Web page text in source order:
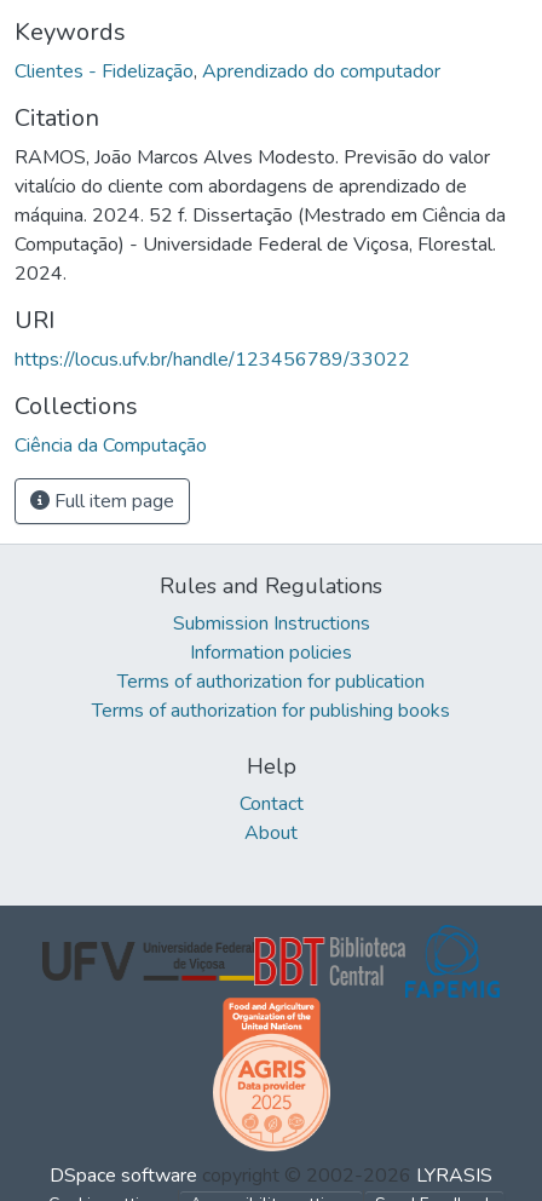
Keywords
Clientes - Fidelização, Aprendizado do computador
Citation
RAMOS, João Marcos Alves Modesto. Previsão do valor
vitalício do cliente com abordagens de aprendizado de
máquina. 2024. 52 f. Dissertação (Mestrado em Ciência da
Computação) - Universidade Federal de Viçosa, Florestal.
2024.
URI
https://locus.ufv.br/handle/123456789/33022
Collections
Ciência da Computação
Full item page
Rules and Regulations
Submission Instructions
Information policies
Terms of authorization for publication
Terms of authorization for publishing books
Help
Contact
About
DSpace software copyright © 2002-2026 LYRASIS